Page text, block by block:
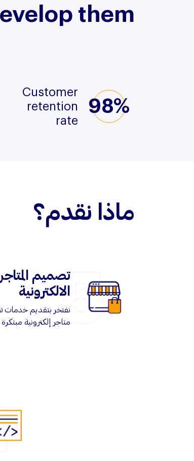
them
98%
Customer
retention
rate
ماذا نقدم؟
تصميم المتاجر
الالكترونية
نفتخر بتقديم خدمات
متاجر إلكترونية